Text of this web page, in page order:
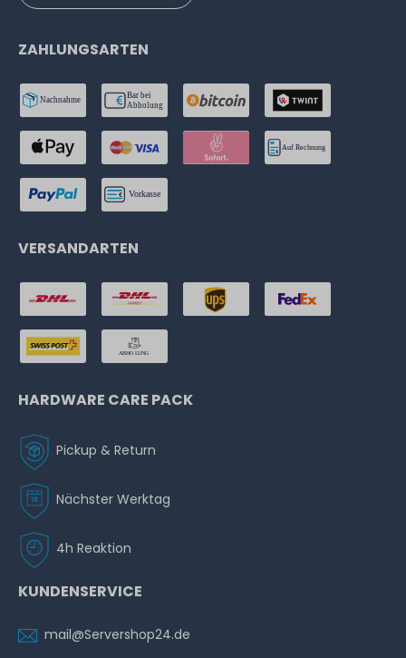
ZAHLUNGSARTEN
VERSANDARTEN
HARDWARE CARE PACK
Pickup & Return
Nächster Werktag
4h Reaktion
KUNDENSERVICE
mail@Servershop24.de